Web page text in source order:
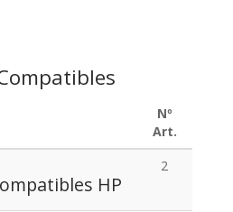
Nº
Art.
HP
2